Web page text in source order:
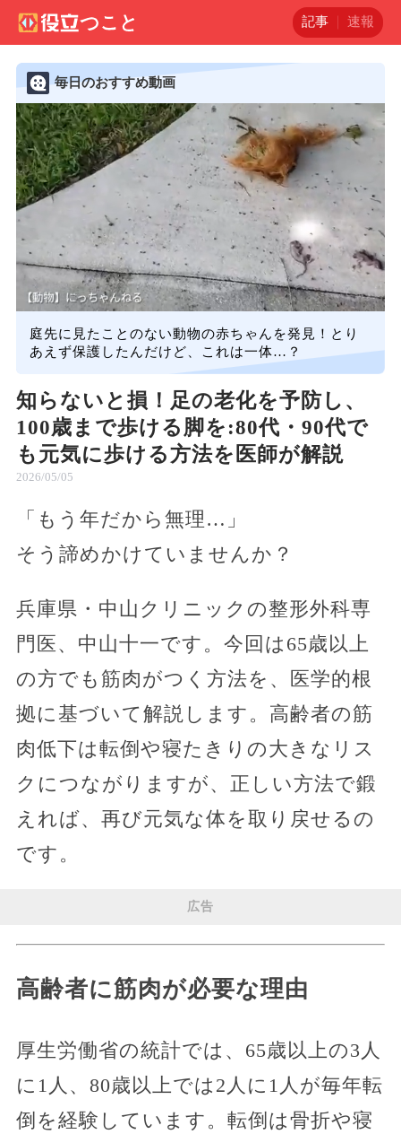
記事 速報
毎日のおすすめ動画
庭先に見たことのない動物の赤ちゃんを発見！とり
あえず保護したんだけど、これは一体…？
知らないと損！足の老化を予防し、
100歳まで歩ける脚を:80代・90代で
も元気に歩ける方法を医師が解説
2026/05/05
「もう年だから無理…」
そう諦めかけていませんか？
兵庫県・中山クリニックの整形外科専
門医、中山十一です。今回は65歳以上
の方でも筋肉がつく方法を、医学的根
拠に基づいて解説します。高齢者の筋
肉低下は転倒や寝たきりの大きなリス
クにつながりますが、正しい方法で鍛
えれば、再び元気な体を取り戻せるの
です。
広告
高齢者に筋肉が必要な理由
厚生労働省の統計では、65歳以上の3人
に1人、80歳以上では2人に1人が毎年転
倒を経験しています。転倒は骨折や寝